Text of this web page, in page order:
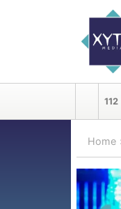
112
Home